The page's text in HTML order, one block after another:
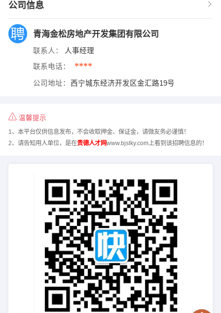
公司信息
青海金松房地产开发集团有限公司
联系人： 人事经理
联系电话： ****
公司地址： 西宁城东经济开发区金汇路19号
温馨提示
1、本平台仅供信息发布，不会收取押金、保证金，请微友务必谨慎！
2、请告知用人单位，是在贵德人才网www.bjslky.com上看到该招聘信息的！